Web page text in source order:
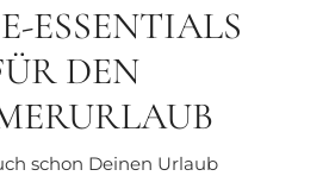
ESSENTIALS
DEN
schon Deinen Urlaub